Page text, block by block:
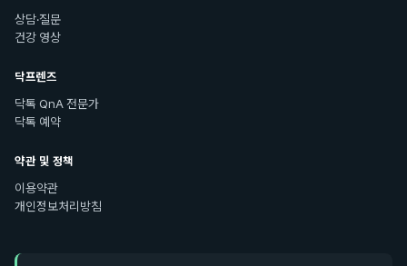
상담·질문
건강 영상
닥프렌즈
닥톡 QnA 전문가
닥톡 예약
약관 및 정책
이용약관
개인정보처리방침